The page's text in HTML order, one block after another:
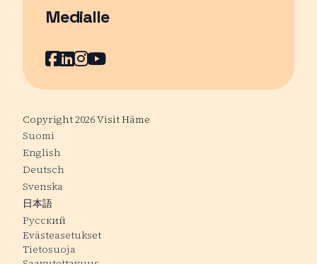
Medialle
Facebook
Sivu avautuu uudessa ikkunassa
LinkedIn
Sivu avautuu uudessa ikkunassa
Instagram
Sivu avautuu uudessa
YouTube
Sivu avautuu uudessa
Copyright 2026 Visit Häme
Suomi
English
Deutsch
Svenska
日本語
Русский
Evästeasetukset
Tietosuoja